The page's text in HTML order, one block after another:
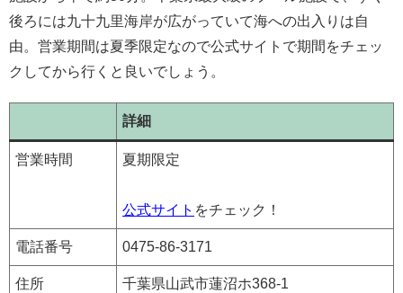
後ろには九十九里海岸が広がっていて海への出入りは自
由。営業期間は夏季限定なので公式サイトで期間をチェッ
クしてから行くと良いでしょう。
詳細
営業時間 夏期限定
公式サイト をチェック！
電話番号 0475-86-3171
住所 千葉県山武市蓮沼ホ368-1